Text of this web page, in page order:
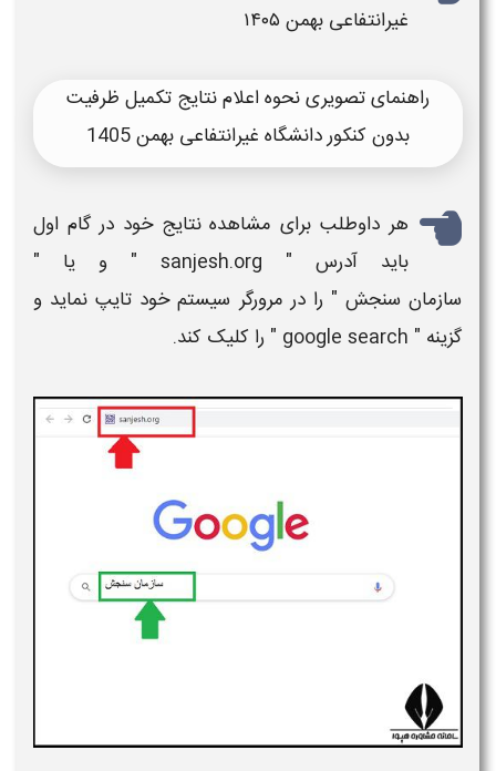
غیرانتفاعی بهمن ۱۴۰۵
راهنمای تصویری نحوه اعلام نتایج تکمیل ظرفیت
بدون کنکور دانشگاه غیرانتفاعی بهمن 1405
هر داوطلب برای مشاهدهنتایجخود در گام اول
باید آدرس " sanjesh.org " و یا "
سازمان سنجش " را در مرورگر سیستم خود تایپ نماید و
گزینه " google search " را کلیک کند.